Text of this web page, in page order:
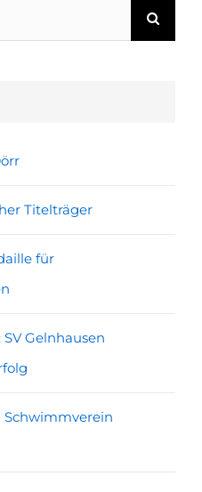
Titelträger
für
Gelnhausen
Schwimmverein